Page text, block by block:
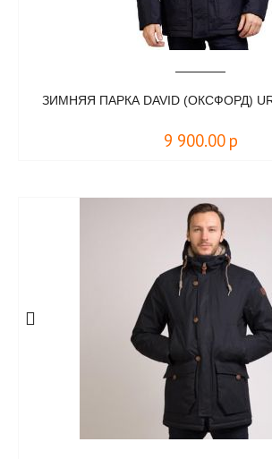
ЗИМНЯЯ ПАРКА DAVID (ОКСФОРД)
9 900.00 р